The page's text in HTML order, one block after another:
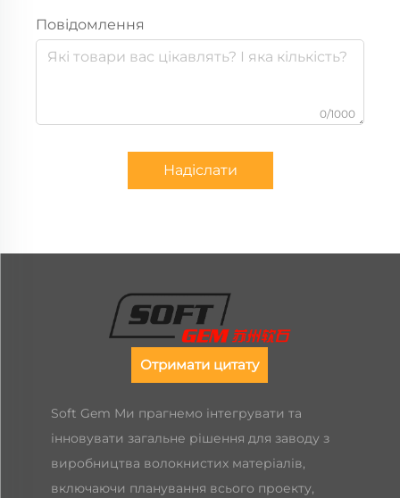
Повідомлення
0/1000
Надіслати
Отримати цитату
Soft Gem Ми прагнемо інтегрувати та
інновувати загальне рішення для заводу з
виробництва волокнистих матеріалів,
включаючи планування всього проекту,